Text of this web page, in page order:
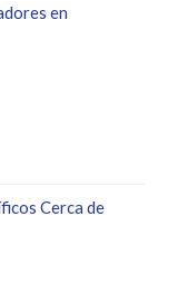
en
Cerca de